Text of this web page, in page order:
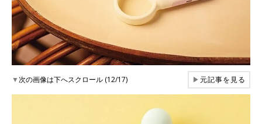
▼次の画像は下へスクロール (12/17) ▶元記事を見る